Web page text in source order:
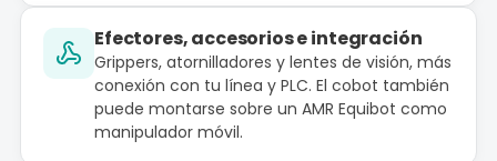
Efectores, accesorios e integración
Grippers, atornilladores y lentes de visión, más
conexión con tu línea y PLC. El cobot también
puede montarse sobre un AMR Equibot como
manipulador móvil.